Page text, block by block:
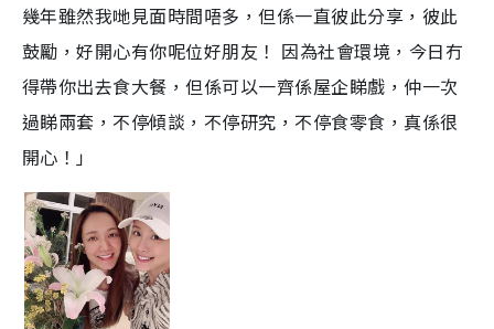
幾年雖然我哋見面時間唔多，但係一直彼此分享，彼此
鼓勵，好開心有你呢位好朋友！ 因為社會環境，今日冇
得帶你出去食大餐，但係可以一齊係屋企睇戲，仲一次
過睇兩套，不停傾談，不停研究，不停食零食，真係很
開心！」